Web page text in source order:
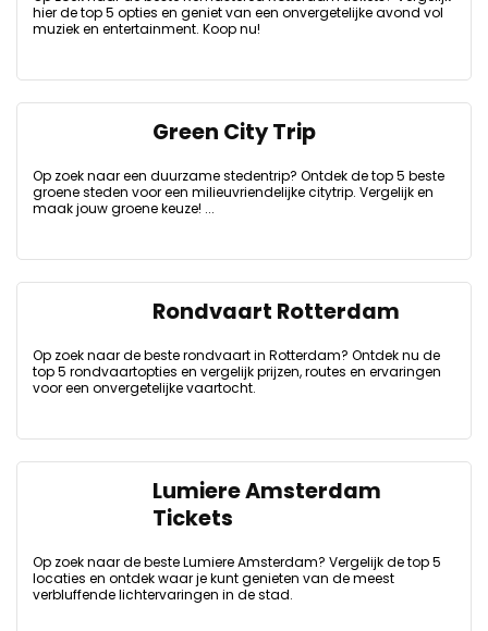
hier de top 5 opties en geniet van een onvergetelijke avond vol
muziek en entertainment. Koop nu!
Green City Trip
Op zoek naar een duurzame stedentrip? Ontdek de top 5 beste
groene steden voor een milieuvriendelijke citytrip. Vergelijk en
maak jouw groene keuze! ...
Rondvaart Rotterdam
Op zoek naar de beste rondvaart in Rotterdam? Ontdek nu de
top 5 rondvaartopties en vergelijk prijzen, routes en ervaringen
voor een onvergetelijke vaartocht.
Lumiere Amsterdam
Tickets
Op zoek naar de beste Lumiere Amsterdam? Vergelijk de top 5
locaties en ontdek waar je kunt genieten van de meest
verbluffende lichtervaringen in de stad.